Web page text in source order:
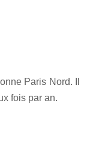
Paris Nord. Il
fois par an.